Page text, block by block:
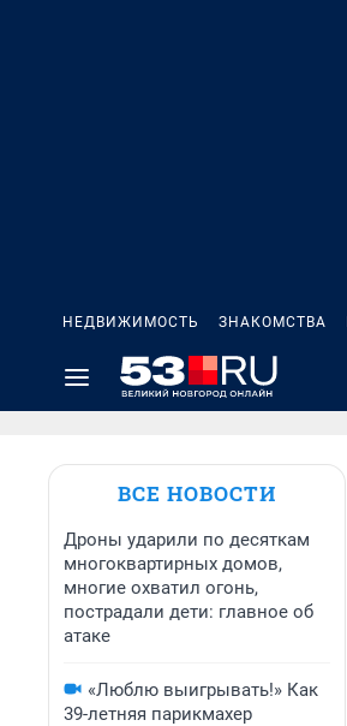
НЕДВИЖИМОСТЬ ЗНАКОМСТВА
ВСЕ НОВОСТИ
Дроны ударили по десяткам
многоквартирных домов,
многие охватил огонь,
пострадали дети: главное об
атаке
«Люблю выигрывать!» Как
39-летняя парикмахер